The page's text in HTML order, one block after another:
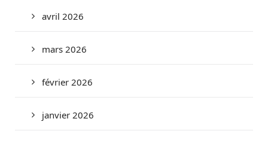
avril 2026
mars 2026
février 2026
janvier 2026